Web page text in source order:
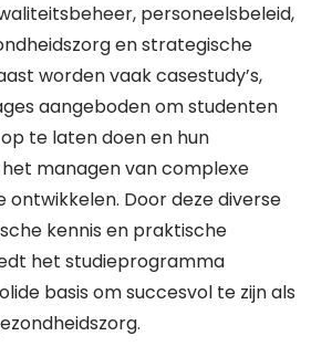
personeelsbeleid,
en strategische
worden vaak casestudy’s,
aangeboden om studenten
te laten doen en hun
managen van complexe
ontwikkelen. Door deze diverse
kennis en praktische
het studieprogramma
basis om succesvol te zijn als